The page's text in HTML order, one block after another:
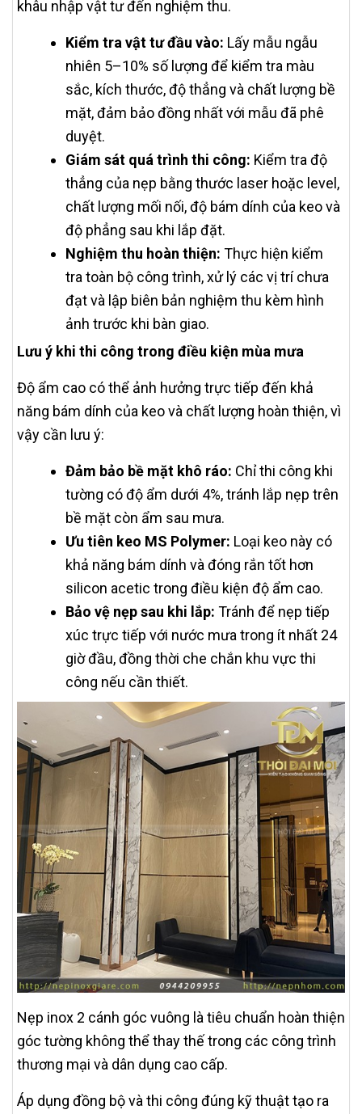
khâu nhập vật tư đến nghiệm thu.
Kiểm tra vật tư đầu vào: Lấy mẫu ngẫu
nhiên 5–10% số lượng để kiểm tra màu
sắc, kích thước, độ thẳng và chất lượng bề
mặt, đảm bảo đồng nhất với mẫu đã phê
duyệt.
Giám sát quá trình thi công: Kiểm tra độ
thẳng của nẹp bằng thước laser hoặc level,
chất lượng mối nối, độ bám dính của keo và
độ phẳng sau khi lắp đặt.
Nghiệm thu hoàn thiện: Thực hiện kiểm
tra toàn bộ công trình, xử lý các vị trí chưa
đạt và lập biên bản nghiệm thu kèm hình
ảnh trước khi bàn giao.
Lưu ý khi thi công trong điều kiện mùa mưa
Độ ẩm cao có thể ảnh hưởng trực tiếp đến khả
năng bám dính của keo và chất lượng hoàn thiện, vì
vậy cần lưu ý:
Đảm bảo bề mặt khô ráo: Chỉ thi công khi
tường có độ ẩm dưới 4%, tránh lắp nẹp trên
bề mặt còn ẩm sau mưa.
Ưu tiên keo MS Polymer: Loại keo này có
khả năng bám dính và đóng rắn tốt hơn
silicon acetic trong điều kiện độ ẩm cao.
Bảo vệ nẹp sau khi lắp: Tránh để nẹp tiếp
xúc trực tiếp với nước mưa trong ít nhất 24
giờ đầu, đồng thời che chắn khu vực thi
công nếu cần thiết.
Nẹp inox 2 cánh góc vuông là tiêu chuẩn hoàn thiện
góc tường không thể thay thế trong các công trình
thương mại và dân dụng cao cấp.
Áp dụng đồng bộ và thi công đúng kỹ thuật tạo ra